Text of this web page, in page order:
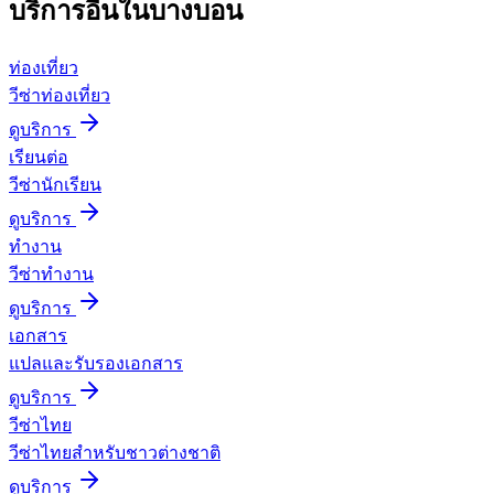
บริการอื่นในบางบอน
ท่องเที่ยว
วีซ่าท่องเที่ยว
ดูบริการ
เรียนต่อ
วีซ่านักเรียน
ดูบริการ
ทำงาน
วีซ่าทำงาน
ดูบริการ
เอกสาร
แปลและรับรองเอกสาร
ดูบริการ
วีซ่าไทย
วีซ่าไทยสำหรับชาวต่างชาติ
ดูบริการ